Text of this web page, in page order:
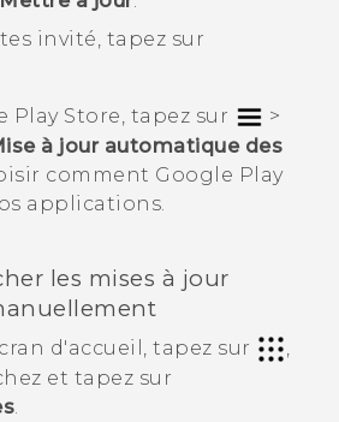
invité, tapez sur
Play Store , tapez sur
>
à jour automatique des
comment Google Play
applications.
les mises à jour
d'accueil , tapez sur
et tapez sur